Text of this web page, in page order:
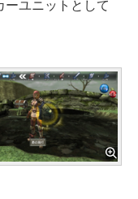
ーユニットとして